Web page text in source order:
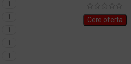
1
1
1
1
1
Cere oferta